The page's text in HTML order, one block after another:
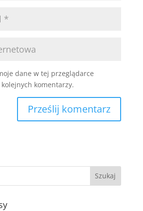
dane w tej przeglądarce
komentarzy.